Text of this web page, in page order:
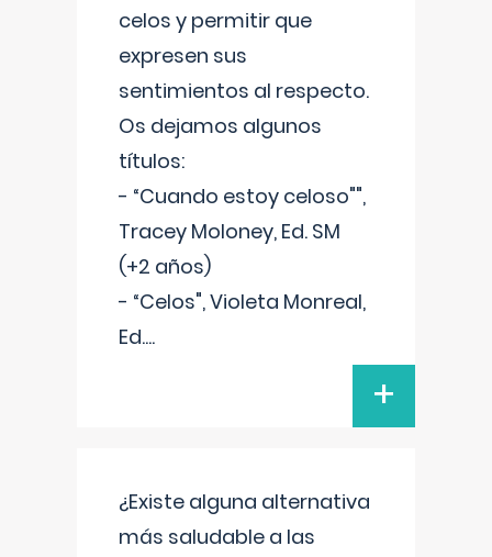
celos y permitir que
expresen sus
sentimientos al respecto.
Os dejamos algunos
títulos:
- “Cuando estoy celoso"",
Tracey Moloney, Ed. SM
(+2 años)
- “Celos", Violeta Monreal,
Ed....
+
¿Existe alguna alternativa
más saludable a las